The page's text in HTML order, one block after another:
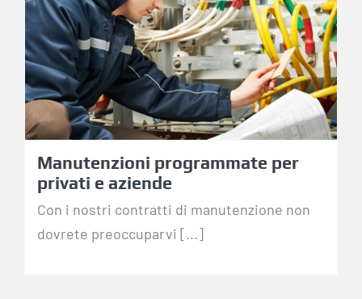
Manutenzioni
programmate per
privati e aziende
Manutenzioni programmate per
privati e aziende
Con i nostri contratti di manutenzione non
dovrete preoccuparvi [...]